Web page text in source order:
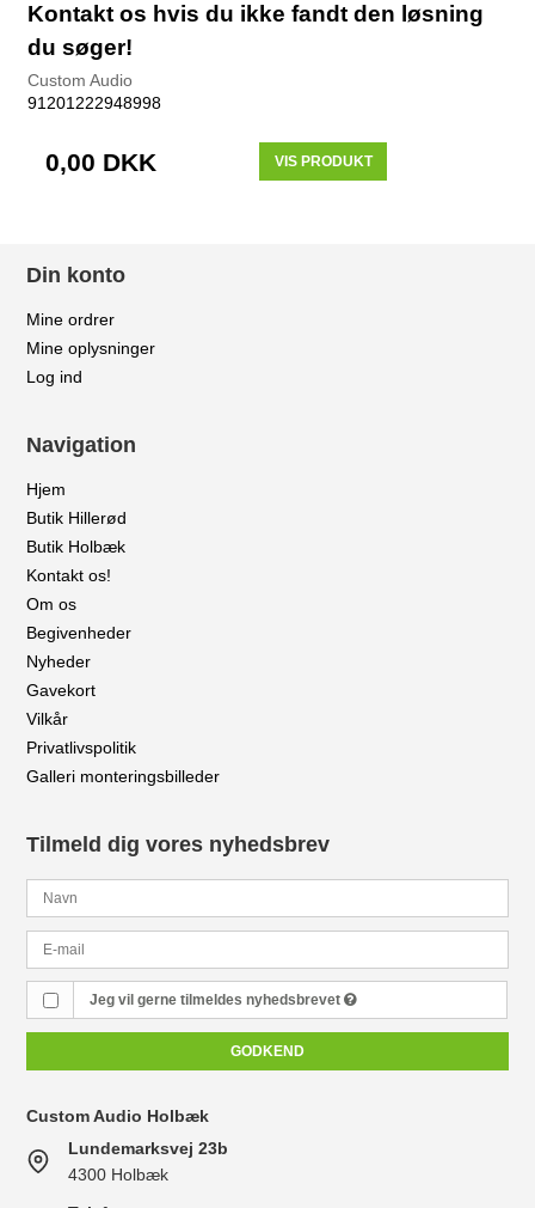
Kontakt os hvis du ikke fandt den løsning
du søger!
Custom Audio
91201222948998
0,00 DKK VIS PRODUKT
Din konto
Mine ordrer
Mine oplysninger
Log ind
Navigation
Hjem
Butik Hillerød
Butik Holbæk
Kontakt os!
Om os
Begivenheder
Nyheder
Gavekort
Vilkår
Privatlivspolitik
Galleri monteringsbilleder
Tilmeld dig vores nyhedsbrev
Jeg vil gerne tilmeldes nyhedsbrevet
GODKEND
Custom Audio Holbæk
Lundemarksvej 23b
4300 Holbæk